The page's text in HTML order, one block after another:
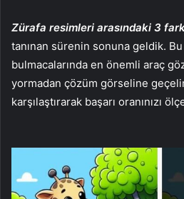
Zürafa resimleri arasındaki 3
tanınan sürenin sonuna geldik.
bulmacalarında en önemli araç
yormadan çözüm görseline
karşılaştırarak başarı oranınızı